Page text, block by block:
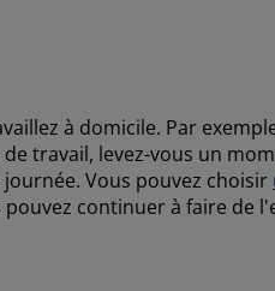
à domicile. Par
travail, levez-vous un
Vous pouvez choisir
continuer à faire de